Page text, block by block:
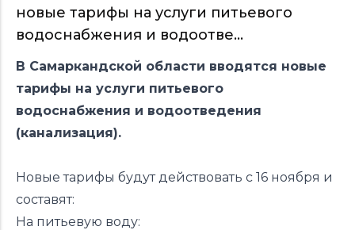
новые тарифы на услуги питьевого
водоснабжения и водоотве...
В Самаркандской области вводятся новые
тарифы на услуги питьевого
водоснабжения и водоотведения
(канализация).
Новые тарифы будут действовать с 16 ноября и
составят:
На питьевую воду: